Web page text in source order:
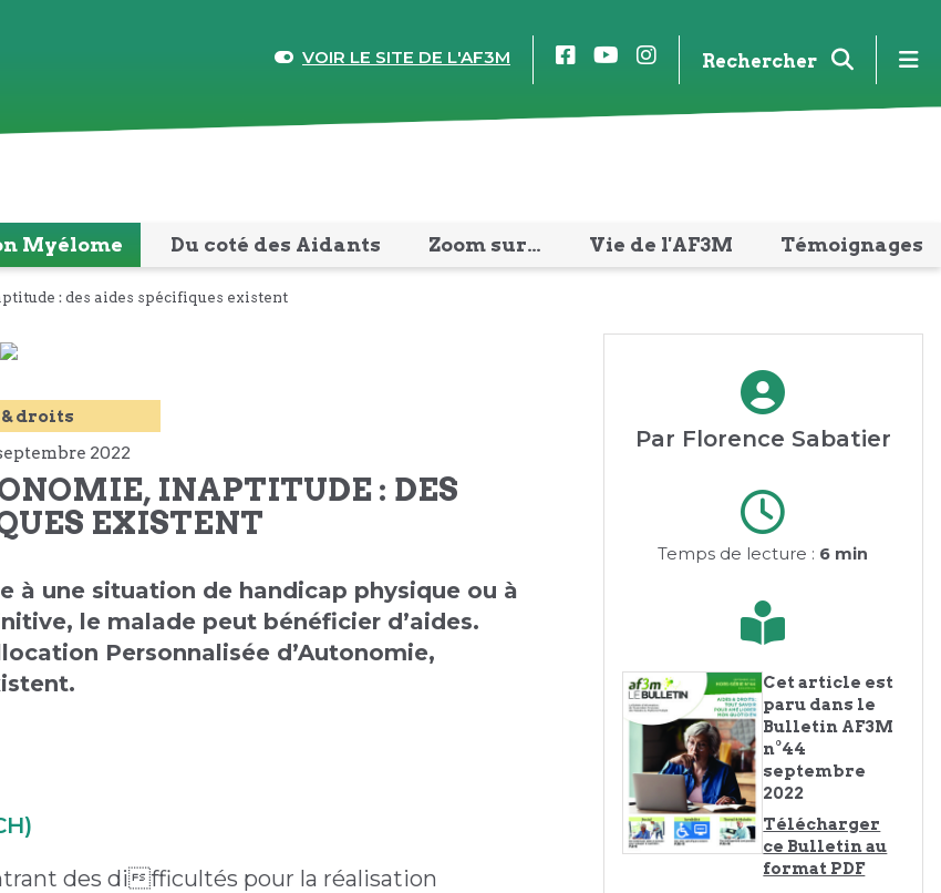
VOIR LE SITE DE L'AF3M FacebookYouTube
Instagram
Rechercher
Myélome Du coté des Aidants Zoom sur… Vie de l'AF3M Témoignages
: des aides spécifiques existent
droits
2022
INAPTITUDE : DES
EXISTENT
à une situation de handicap physique ou à
le malade peut bénéficier d’aides.
Personnalisée d’Autonomie,
des difficultés pour la réalisation
Par Florence Sabatier
Temps de lecture : 6 min
Cet article est
paru dans le
Bulletin AF3M
n°44
septembre
2022
Télécharger
ce Bulletin au
format PDF